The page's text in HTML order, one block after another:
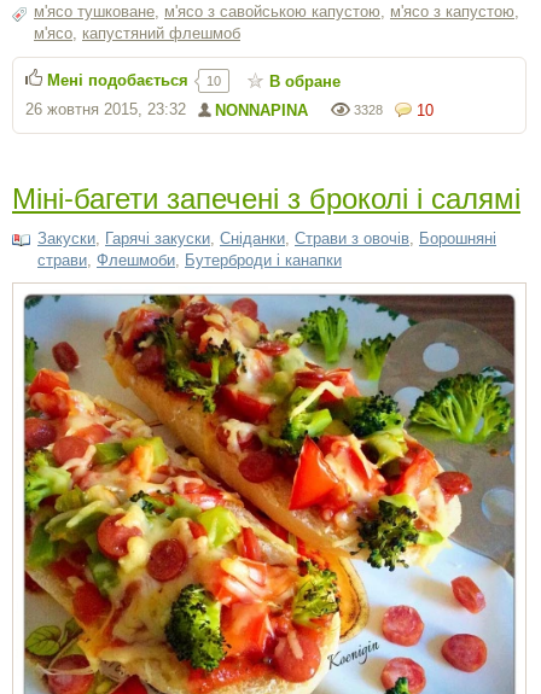
м'ясо тушковане м'ясо з савойською капустою м'ясо з капустою
м'ясо капустяний флешмоб
10
3328
NONNAPINA
26 жовтня 2015, 23:32
Мені подобається 10 В обране
Міні-багети запечені з броколі і салямі
Закуски Гарячі закуски Сніданки Страви з овочів Борошняні
страви Флешмоби Бутерброди і канапки